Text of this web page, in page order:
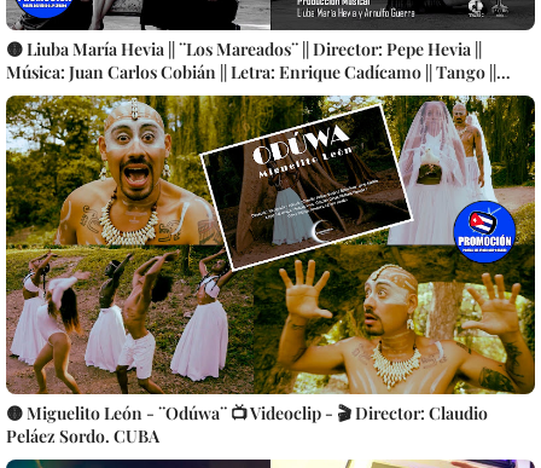
🟡 Liuba María Hevia || ¨Los Mareados¨ || Director: Pepe Hevia ||
Música: Juan Carlos Cobián || Letra: Enrique Cadícamo || Tango ||
Videoclip || CUBA
🟡 Miguelito León - ¨Odúwa¨ 📺 Videoclip - 🎬 Director: Claudio
Peláez Sordo. CUBA